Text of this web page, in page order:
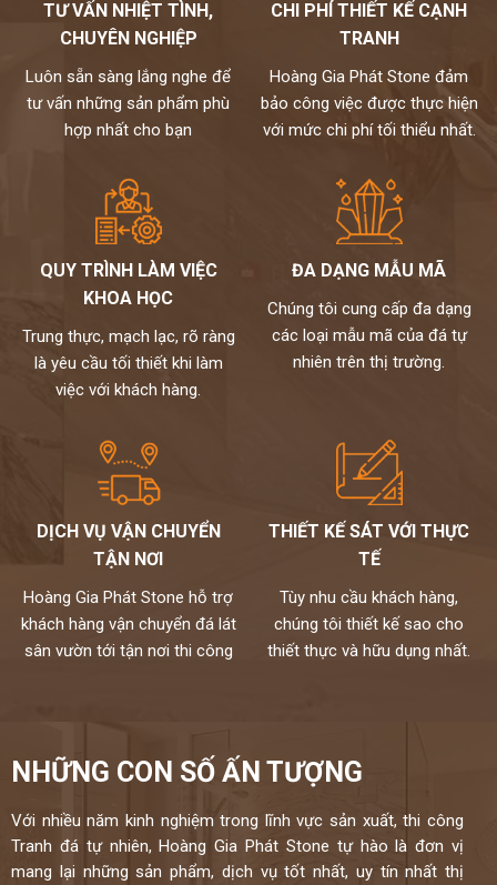
TƯ VẤN NHIỆT TÌNH,
CHUYÊN NGHIỆP
Luôn sẵn sàng lắng nghe để
tư vấn những sản phẩm phù
hợp nhất cho bạn
CHI PHÍ THIẾT KẾ CẠNH
TRANH
Hoàng Gia Phát Stone đảm
bảo công việc được thực hiện
với mức chi phí tối thiểu nhất.
QUY TRÌNH LÀM VIỆC
KHOA HỌC
Trung thực, mạch lạc, rõ ràng
là yêu cầu tối thiết khi làm
việc với khách hàng.
ĐA DẠNG MẪU MÃ
Chúng tôi cung cấp đa dạng
các loại mẫu mã của đá tự
nhiên trên thị trường.
DỊCH VỤ VẬN CHUYỂN
TẬN NƠI
Hoàng Gia Phát Stone hỗ trợ
khách hàng vận chuyển đá lát
sân vườn tới tận nơi thi công
THIẾT KẾ SÁT VỚI THỰC
TẾ
Tùy nhu cầu khách hàng,
chúng tôi thiết kế sao cho
thiết thực và hữu dụng nhất.
NHỮNG CON SỐ ẤN TƯỢNG
Với nhiều năm kinh nghiệm trong lĩnh vực sản xuất, thi công
Tranh đá tự nhiên, Hoàng Gia Phát Stone tự hào là đơn vị
mang lại những sản phẩm, dịch vụ tốt nhất, uy tín nhất thị